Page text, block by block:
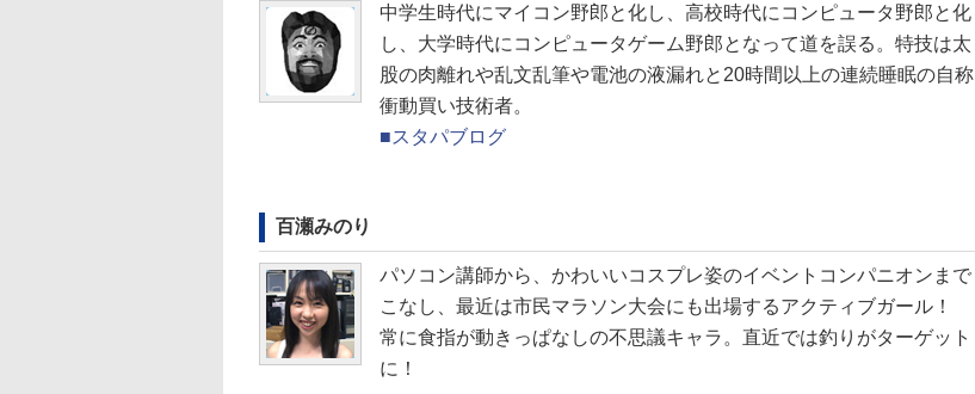
中学生時代にマイコン野郎と化し、高校時代にコンピュータ野郎と化
し、大学時代にコンピュータゲーム野郎となって道を誤る。特技は太
股の肉離れや乱文乱筆や電池の液漏れと20時間以上の連続睡眠の自称
衝動買い技術者。
■スタパブログ
百瀬みのり
パソコン講師から、かわいいコスプレ姿のイベントコンパニオンまで
こなし、最近は市民マラソン大会にも出場するアクティブガール！
常に食指が動きっぱなしの不思議キャラ。直近では釣りがターゲット
に！